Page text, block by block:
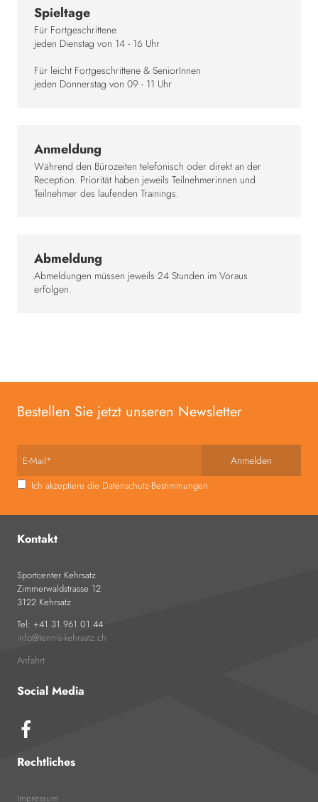
Spieltage
Für Fortgeschrittene
jeden Dienstag von 14 - 16 Uhr
Für leicht Fortgeschrittene & SeniorInnen
jeden Donnerstag von 09 - 11 Uhr
Anmeldung
Während den Bürozeiten telefonisch oder direkt an der
Reception. Priorität haben jeweils Teilnehmerinnen und
Teilnehmer des laufenden Trainings.
Abmeldung
Abmeldungen müssen jeweils 24 Stunden im Voraus
erfolgen.
Bestellen Sie jetzt unseren Newsletter
E-Mail*
Ich akzeptiere die Datenschutz-Bestimmungen
Kontakt
Sportcenter Kehrsatz
Zimmerwaldstrasse 12
3122 Kehrsatz
Tel: +41 31 961 01 44
info tennis-kehrsatz.ch
Anfahrt
Social Media
Rechtliches
Impressum